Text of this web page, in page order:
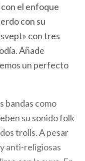
el enfoque
con su
con tres
Añade
un perfecto
bandas como
su sonido folk
trolls. A pesar
anti-religiosas